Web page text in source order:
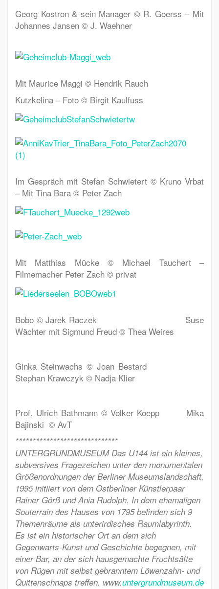
Georg Kostron & sein Manager © R. Goerss – Mit
Johannes Jansen © J. Waehner
Mit Maurice Maggi © Hendrik Rauch
Kutzkelina – Foto © Birgit Kaulfuss
Im Gespräch mit Stefan Schwietert © Kruno Vrbat
– Mit Tina Bara © Peter Zach
Mit Matthias Mücke © Michael Tauchert –
Filmemacher Peter Zach © privat
Bobo © Jarek Raczek Suse
Wächter mit Sigmund Freud © Thea Weires
Ginka Steinwachs © Joan Bestard
Stephan Krawczyk © Nadja Klier
Prof. Ulrich Bathmann © Volker Koepp Mika
Bajinski © AvT
******************************
UNTERGRUNDMUSEUM Das U144 ist ein kleines,
subversives Fragezeichen unter den monumentalen
Größenordnungen der Berliner Museumslandschaft,
1995 initiiert von dem Ostberliner Künstlerpaar
Rainer Görß und Ania Rudolph. In dem ehemaligen
Souterrain des Hauses von 1795 befinden sich 9
Themenräume als unterirdisches Raumlabyrinth.
Es ist ein historischer Ort an dem sich
Gegenwarts-Kunst und Geschichte begegnen, mit
einer Bar, an der sich hausgemachte Fruchtsäfte
von Rügen mit selbst gebranntem Löwenzahn- und
Quittenschnaps treffen. www.untergrundmuseum.de